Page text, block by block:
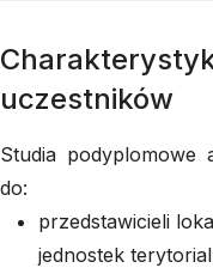
uczestników
Studia podyplomowe
do:
przedstawicieli
jednostek